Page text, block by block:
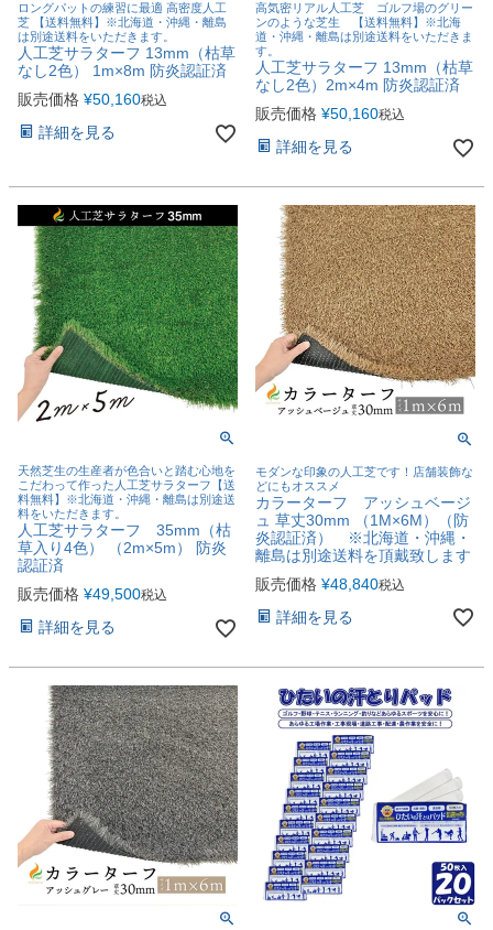
ロングパットの練習に最適 高密度人工
芝 【送料無料】※北海道・沖縄・離島
は別途送料をいただきます。
人工芝サラターフ 13mm（枯草
なし2色） 1m×8m 防炎認証済
販売価格 ¥50,160税込
詳細を見る
高気密リアル人工芝 ゴルフ場のグリー
ンのような芝生 【送料無料】※北海
道・沖縄・離島は別途送料をいただきま
す。
人工芝サラターフ 13mm（枯草
なし2色）2m×4m 防炎認証済
販売価格 ¥50,160税込
詳細を見る
天然芝生の生産者が色合いと踏む心地を
こだわって作った人工芝サラターフ【送
料無料】※北海道・沖縄・離島は別途送
料をいただきます。
人工芝サラターフ 35mm（枯
草入り4色） （2m×5m） 防炎
認証済
販売価格 ¥49,500税込
詳細を見る
モダンな印象の人工芝です！店舗装飾な
どにもオススメ
カラーターフ アッシュベージ
ュ 草丈30mm （1M×6M）（防
炎認証済） ※北海道・沖縄・
離島は別途送料を頂戴致します
販売価格 ¥48,840税込
詳細を見る